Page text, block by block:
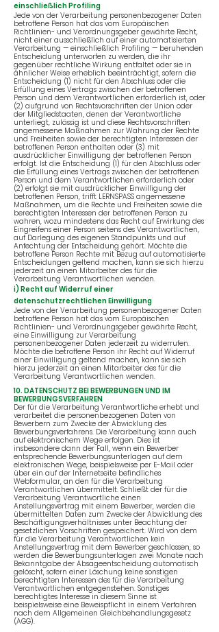
einschließlich Profiling
Jede von der Verarbeitung personenbezogener Daten
betroffene Person hat das vom Europäischen
Richtlinien- und Verordnungsgeber gewährte Recht,
nicht einer ausschließlich auf einer automatisierten
Verarbeitung — einschließlich Profiling — beruhenden
Entscheidung unterworfen zu werden, die ihr
gegenüber rechtliche Wirkung entfaltet oder sie in
ähnlicher Weise erheblich beeinträchtigt, sofern die
Entscheidung (1) nicht für den Abschluss oder die
Erfüllung eines Vertrags zwischen der betroffenen
Person und dem Verantwortlichen erforderlich ist, oder
(2) aufgrund von Rechtsvorschriften der Union oder
der Mitgliedstaaten, denen der Verantwortliche
unterliegt, zulässig ist und diese Rechtsvorschriften
angemessene Maßnahmen zur Wahrung der Rechte
und Freiheiten sowie der berechtigten Interessen der
betroffenen Person enthalten oder (3) mit
ausdrücklicher Einwilligung der betroffenen Person
erfolgt. Ist die Entscheidung (1) für den Abschluss oder
die Erfüllung eines Vertrags zwischen der betroffenen
Person und dem Verantwortlichen erforderlich oder
(2) erfolgt sie mit ausdrücklicher Einwilligung der
betroffenen Person, trifft LERNSPASS angemessene
Maßnahmen, um die Rechte und Freiheiten sowie die
berechtigten Interessen der betroffenen Person zu
wahren, wozu mindestens das Recht auf Erwirkung des
Eingreifens einer Person seitens des Verantwortlichen,
auf Darlegung des eigenen Standpunkts und auf
Anfechtung der Entscheidung gehört. Möchte die
betroffene Person Rechte mit Bezug auf automatisierte
Entscheidungen geltend machen, kann sie sich hierzu
jederzeit an einen Mitarbeiter des für die
Verarbeitung Verantwortlichen wenden.
i) Recht auf Widerruf einer
datenschutzrechtlichen Einwilligung
Jede von der Verarbeitung personenbezogener Daten
betroffene Person hat das vom Europäischen
Richtlinien- und Verordnungsgeber gewährte Recht,
eine Einwilligung zur Verarbeitung
personenbezogener Daten jederzeit zu widerrufen.
Möchte die betroffene Person ihr Recht auf Widerruf
einer Einwilligung geltend machen, kann sie sich
hierzu jederzeit an einen Mitarbeiter des für die
Verarbeitung Verantwortlichen wenden.
10. DATENSCHUTZ BEI BEWERBUNGEN UND IM
BEWERBUNGSVERFAHREN
Der für die Verarbeitung Verantwortliche erhebt und
verarbeitet die personenbezogenen Daten von
Bewerbern zum Zwecke der Abwicklung des
Bewerbungsverfahrens. Die Verarbeitung kann auch
auf elektronischem Wege erfolgen. Dies ist
insbesondere dann der Fall, wenn ein Bewerber
entsprechende Bewerbungsunterlagen auf dem
elektronischen Wege, beispielsweise per E-Mail oder
über ein auf der Internetseite befindliches
Webformular, an den für die Verarbeitung
Verantwortlichen übermittelt. Schließt der für die
Verarbeitung Verantwortliche einen
Anstellungsvertrag mit einem Bewerber, werden die
übermittelten Daten zum Zwecke der Abwicklung des
Beschäftigungsverhältnisses unter Beachtung der
gesetzlichen Vorschriften gespeichert. Wird von dem
für die Verarbeitung Verantwortlichen kein
Anstellungsvertrag mit dem Bewerber geschlossen, so
werden die Bewerbungsunterlagen zwei Monate nach
Bekanntgabe der Absageentscheidung automatisch
gelöscht, sofern einer Löschung keine sonstigen
berechtigten Interessen des für die Verarbeitung
Verantwortlichen entgegenstehen. Sonstiges
berechtigtes Interesse in diesem Sinne ist
beispielsweise eine Beweispflicht in einem Verfahren
nach dem Allgemeinen Gleichbehandlungsgesetz
(AGG).